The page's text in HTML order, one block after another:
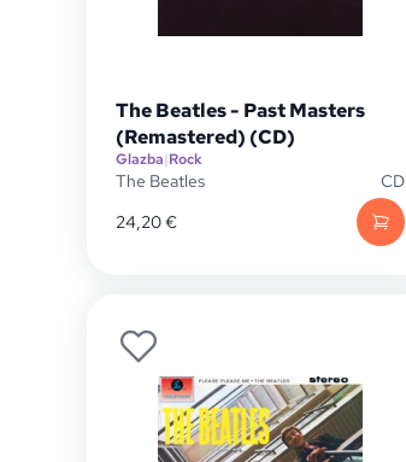
The Beatles - Past Masters
(Remastered) (CD)
Glazba|Rock
The Beatles
CD
24,20€